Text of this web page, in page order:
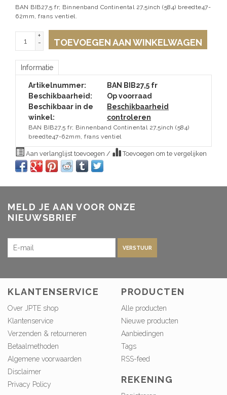
BAN BIB27,5 fr; Binnenband Continental 27,5inch (584) breedte47-
62mm, frans ventiel.
+
-
TOEVOEGEN AAN WINKELWAGEN
Informatie
Artikelnummer:
BAN BIB27,5 fr
Beschikbaarheid:
Op voorraad
Beschikbaar in de
winkel:
Beschikbaarheid
controleren
BAN BIB27,5 fr; Binnenband Continental 27,5inch (584)
breedte47-62mm, frans ventiel
Aan verlanglijst toevoegen / Toevoegen om te vergelijken
MELD JE AAN VOOR ONZE
NIEUWSBRIEF
VERSTUUR
KLANTENSERVICE
Over JPTE shop
Klantenservice
Verzenden & retourneren
Betaalmethoden
Algemene voorwaarden
Disclaimer
Privacy Policy
PRODUCTEN
Alle producten
Nieuwe producten
Aanbiedingen
Tags
RSS-feed
REKENING